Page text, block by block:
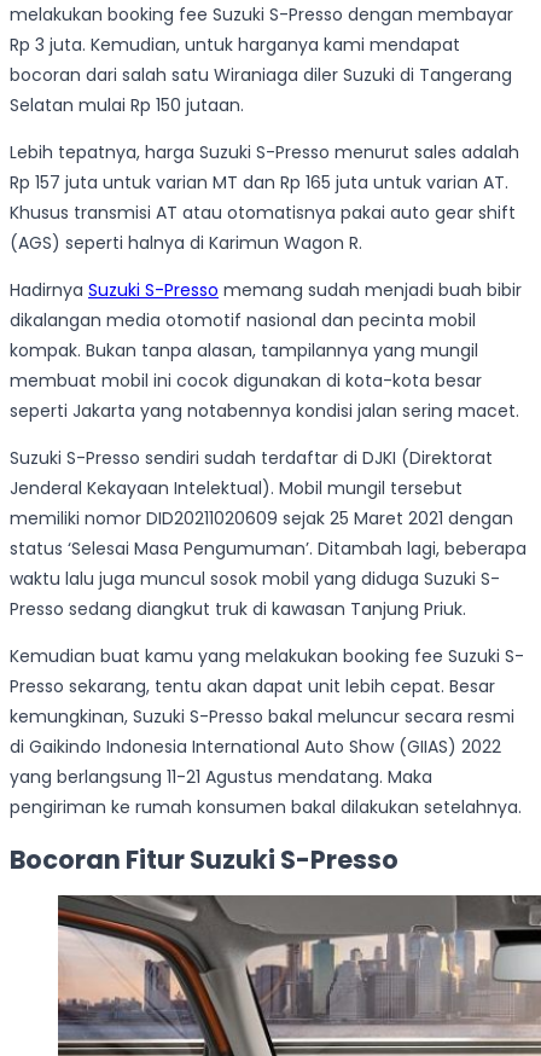
melakukan booking fee Suzuki S-Presso dengan membayar
Rp 3 juta. Kemudian, untuk harganya kami mendapat
bocoran dari salah satu Wiraniaga diler Suzuki di Tangerang
Selatan mulai Rp 150 jutaan.
Lebih tepatnya, harga Suzuki S-Presso menurut sales adalah
Rp 157 juta untuk varian MT dan Rp 165 juta untuk varian AT.
Khusus transmisi AT atau otomatisnya pakai auto gear shift
(AGS) seperti halnya di Karimun Wagon R.
Hadirnya Suzuki S-Presso memang sudah menjadi buah bibir
dikalangan media otomotif nasional dan pecinta mobil
kompak. Bukan tanpa alasan, tampilannya yang mungil
membuat mobil ini cocok digunakan di kota-kota besar
seperti Jakarta yang notabennya kondisi jalan sering macet.
Suzuki S-Presso sendiri sudah terdaftar di DJKI (Direktorat
Jenderal Kekayaan Intelektual). Mobil mungil tersebut
memiliki nomor DID20211020609 sejak 25 Maret 2021 dengan
status ‘Selesai Masa Pengumuman’. Ditambah lagi, beberapa
waktu lalu juga muncul sosok mobil yang diduga Suzuki S-
Presso sedang diangkut truk di kawasan Tanjung Priuk.
Kemudian buat kamu yang melakukan booking fee Suzuki S-
Presso sekarang, tentu akan dapat unit lebih cepat. Besar
kemungkinan, Suzuki S-Presso bakal meluncur secara resmi
di Gaikindo Indonesia International Auto Show (GIIAS) 2022
yang berlangsung 11-21 Agustus mendatang. Maka
pengiriman ke rumah konsumen bakal dilakukan setelahnya.
Bocoran Fitur Suzuki S-Presso